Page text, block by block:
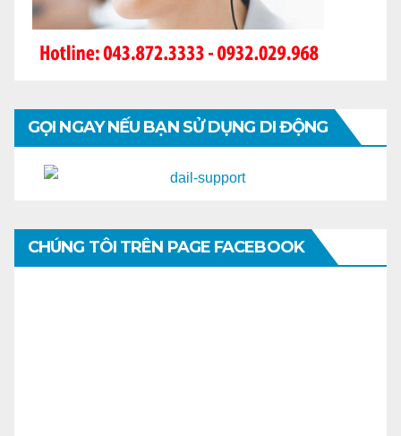
GỌI NGAY NẾU BẠN SỬ DỤNG DI ĐỘNG
CHÚNG TÔI TRÊN PAGE FACEBOOK